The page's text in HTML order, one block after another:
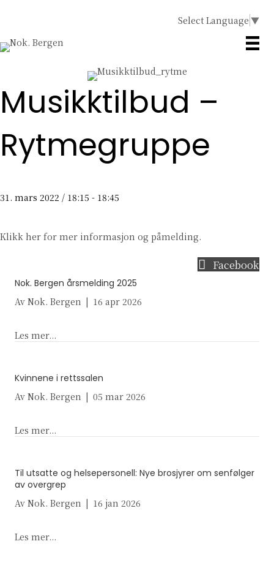
Select Language ▼
Musikktilbud –
Rytmegruppe
31. mars 2022 / 18:15 - 18:45
Klikk her for mer informasjon og påmelding.
Facebook
Nok. Bergen årsmelding 2025
Av Nok. Bergen | 16 apr 2026
Les mer...
Kvinnene i rettssalen
Av Nok. Bergen | 05 mar 2026
Les mer...
Til utsatte og helsepersonell: Nye brosjyrer om senfølger
av overgrep
Av Nok. Bergen | 16 jan 2026
Les mer...